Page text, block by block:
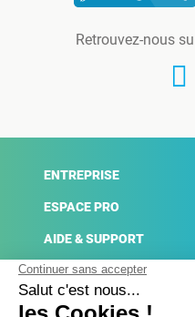
Retrouvez-nous
ENTREPRISE
ESPACE PRO
AIDE & SUPPORT
ACTUALITÉS